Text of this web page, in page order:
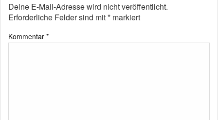
Deine E-Mail-Adresse wird nicht veröffentlicht.
Erforderliche Felder sind mit* markiert
Kommentar *